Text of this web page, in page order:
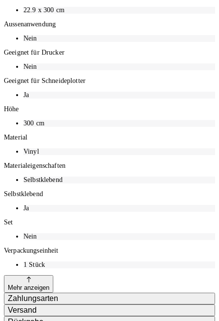
22.9 x 300 cm
Aussenanwendung
Nein
Geeignet für Drucker
Nein
Geeignet für Schneideplotter
Ja
Höhe
300 cm
Material
Vinyl
Materialeigenschaften
Selbstklebend
Selbstklebend
Ja
Set
Nein
Verpackungseinheit
1 Stück
Mehr anzeigen
Zahlungsarten
Versand